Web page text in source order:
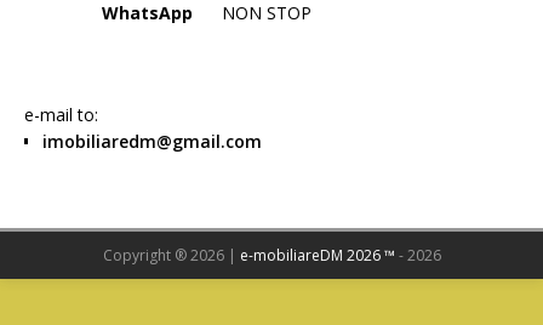
WhatsApp NON STOP
e-mail to:
imobiliaredm@gmail.com
Copyright ® 2026 | e-mobiliareDM 2026 ™ - 2026